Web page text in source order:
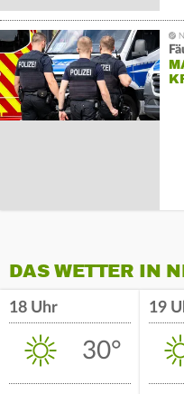
DAS WETTER IN
18 Uhr
30°
19